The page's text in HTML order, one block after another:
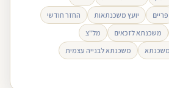
פריים יועץ משכנתאות
החזר חודשי
משכנתא לזכאים
מל"צ
משכנתא
משכנתא לבנייה עצמית